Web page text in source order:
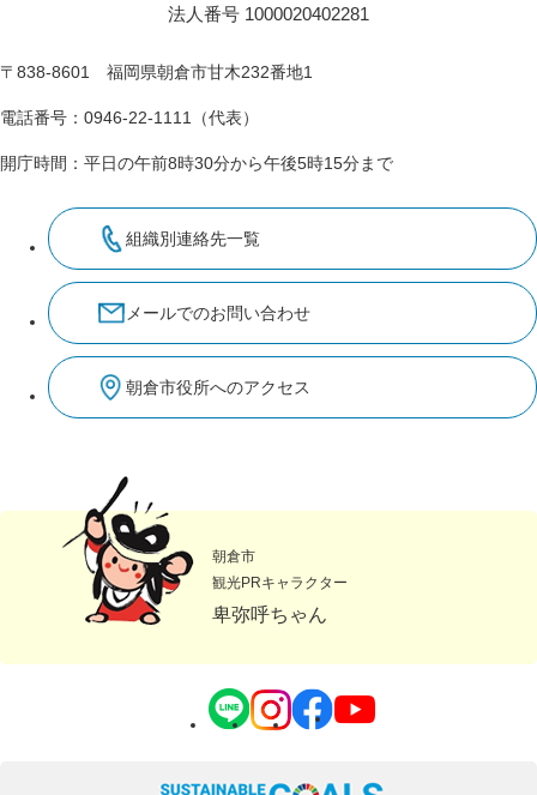
法人番号 1000020402281
〒838-8601 福岡県朝倉市甘木232番地1
電話番号：0946-22-1111（代表）
開庁時間：平日の午前8時30分から午後5時15分まで
組織別連絡先一覧
メールでのお問い合わせ
朝倉市役所へのアクセス
朝倉市
観光PRキャラクター
卑弥呼ちゃん